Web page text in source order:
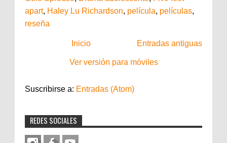
apart, Haley Lu Richardson, película, películas,
reseña
Entradas antiguas
Inicio
Ver versión para móviles
Suscribirse a: Entradas (Atom)
REDES SOCIALES